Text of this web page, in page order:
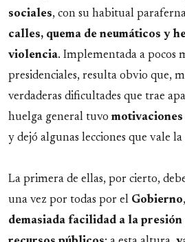
sociales, con su habitual
calles, quema de neumáticos y
violencia. Implementada a pocos
presidenciales, resulta obvio que,
verdaderas dificultades que trae
huelga general tuvo
y dejó algunas lecciones que vale la
La primera de ellas, por cierto,
una vez por todas por el Gobierno
demasiada facilidad a la